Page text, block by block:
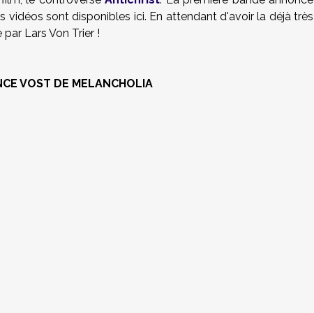
vidéos sont disponibles ici. En attendant d'avoir la déjà très
Lars Von Trier !
VOST DE MELANCHOLIA